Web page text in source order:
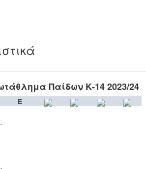
Παίδων Κ-14 2023/24
Έ